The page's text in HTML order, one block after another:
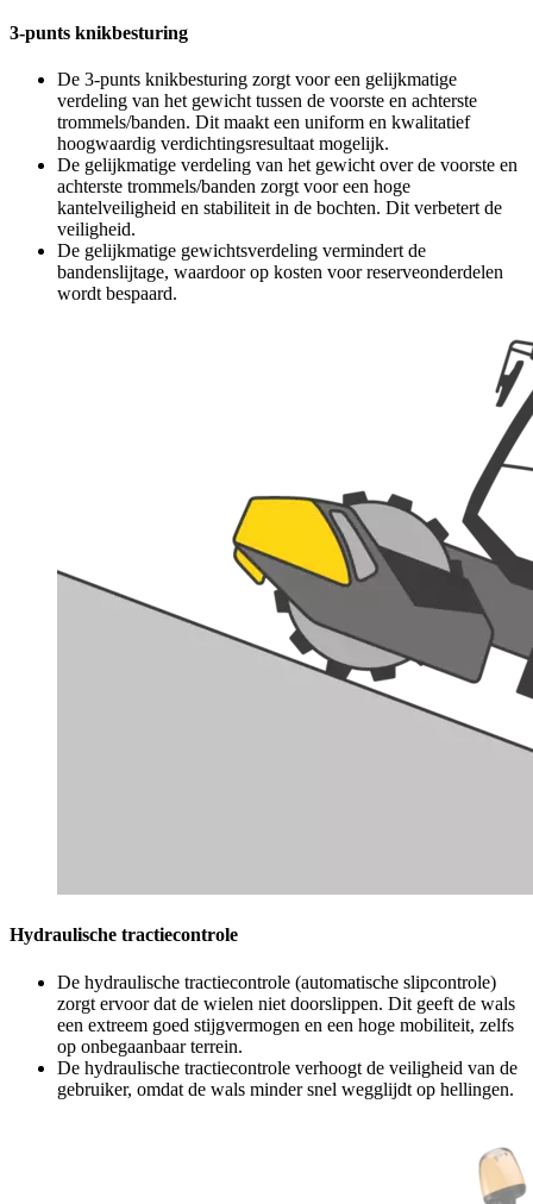
3-punts knikbesturing
De 3-punts knikbesturing zorgt voor een gelijkmatige
verdeling van het gewicht tussen de voorste en achterste
trommels/banden. Dit maakt een uniform en kwalitatief
hoogwaardig verdichtingsresultaat mogelijk.
De gelijkmatige verdeling van het gewicht over de voorste en
achterste trommels/banden zorgt voor een hoge
kantelveiligheid en stabiliteit in de bochten. Dit verbetert de
veiligheid.
De gelijkmatige gewichtsverdeling vermindert de
bandenslijtage, waardoor op kosten voor reserveonderdelen
wordt bespaard.
Hydraulische tractiecontrole
De hydraulische tractiecontrole (automatische slipcontrole)
zorgt ervoor dat de wielen niet doorslippen. Dit geeft de wals
een extreem goed stijgvermogen en een hoge mobiliteit, zelfs
op onbegaanbaar terrein.
De hydraulische tractiecontrole verhoogt de veiligheid van de
gebruiker, omdat de wals minder snel wegglijdt op hellingen.